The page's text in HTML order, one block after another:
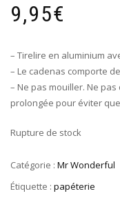
9,95€
– Tirelire en aluminium
– Le cadenas comporte
– Ne pas mouiller. Ne
prolongée pour éviter
Rupture de stock
Catégorie : Mr Wonderful
Étiquette : papéterie